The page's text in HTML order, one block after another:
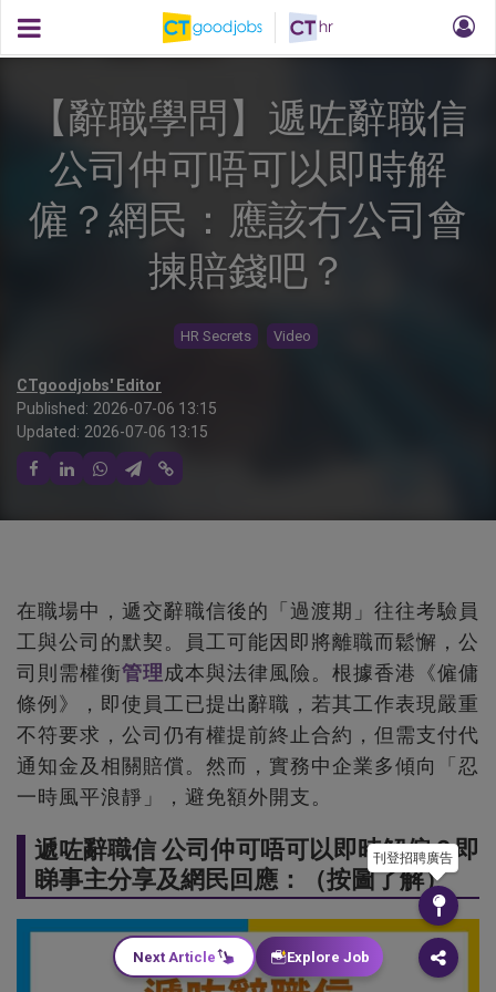
【辭職學問】遞咗辭職信
公司仲可唔可以即時解
僱？網民：應該冇公司會
揀賠錢吧？
HR Secrets Video
CTgoodjobs' Editor
Published: 2026-07-06 13:15
Updated: 2026-07-06 13:15
在職場中，遞交辭職信後的「過渡期」往往考驗員
工與公司的默契。員工可能因即將離職而鬆懈，公
司則需權衡管理成本與法律風險。根據香港《僱傭
條例》，即使員工已提出辭職，若其工作表現嚴重
不符要求，公司仍有權提前終止合約，但需支付代
通知金及相關賠償。然而，實務中企業多傾向「忍
一時風平浪靜」，避免額外開支。
遞咗辭職信 公司仲可唔可以即時解僱？即
睇事主分享及網民回應：（按圖了解）
刊登招聘廣告
Next Article Explore Job